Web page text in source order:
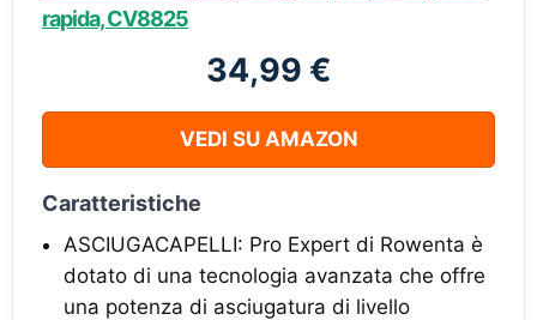
rapida, CV8825
34,99 €
VEDI SU AMAZON
Caratteristiche
ASCIUGACAPELLI: Pro Expert di Rowenta è
dotato di una tecnologia avanzata che offre
una potenza di asciugatura di livello